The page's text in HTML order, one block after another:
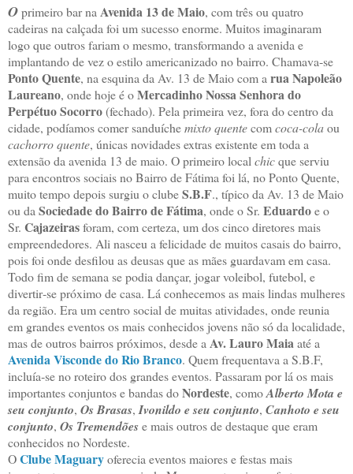
Oprimeiro bar na Avenida 13 de Maio, com três ou quatro
cadeiras na calçada foi um sucesso enorme. Muitos imaginaram
logo que outros fariam o mesmo, transformando a avenida e
implantando de vez o estilo americanizado no bairro. Chamava‑se
Ponto Quente, na esquina da Av. 13 de Maio com a rua Napoleão
Laureano, onde hoje é oMercadinho Nossa Senhora do
Perpétuo Socorro(fechado). Pela primeira vez, fora do centro da
cidade, podíamos comer sanduíchemixto quentecomcoca-colaou
cachorro quente, únicas novidades extras existente em toda a
extensão da avenida 13 de maio. O primeiro local chicque serviu
para encontros sociais no Bairro de Fátima foi lá, no Ponto Quente,
muito tempo depois surgiu o clubeS.B.F., típico da Av. 13 de Maio
ou da Sociedade do Bairro de Fátima, onde o Sr. Eduardoe o
Sr. Cajazeirasforam, com certeza, um dos cinco diretores mais
empreendedores. Ali nasceu a felicidade de muitos casais do bairro,
pois foi onde desfilou as deusas que as mães guardavam em casa.
Todo fim de semana se podia dançar, jogar voleibol, futebol, e
divertir‑se próximo de casa. Lá conhecemos as mais lindas mulheres
da região. Era um centro social de muitas atividades, onde reunia
em grandes eventos os mais conhecidos jovens não só da localidade,
mas de outros bairros próximos, desde a Av. Lauro Maia até a
Avenida Visconde do Rio Branco. Quem frequentava a S.B.F,
incluía‑se no roteiro dos grandes eventos. Passaram por lá os mais
importantes conjuntos e bandas doNordeste, comoAlberto Mota e
seu conjunto, Os Brasas, Ivonildo e seu conjunto, Canhoto e seu
conjunto, Os Tremendõese mais outros de destaque que eram
conhecidos no Nordeste.
OClube Maguaryoferecia eventos maiores e festas mais